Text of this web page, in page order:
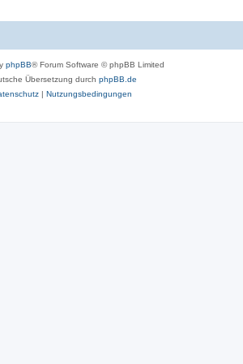
phpBB® Forum Software © phpBB Limited
Übersetzung durch phpBB.de
| Nutzungsbedingungen